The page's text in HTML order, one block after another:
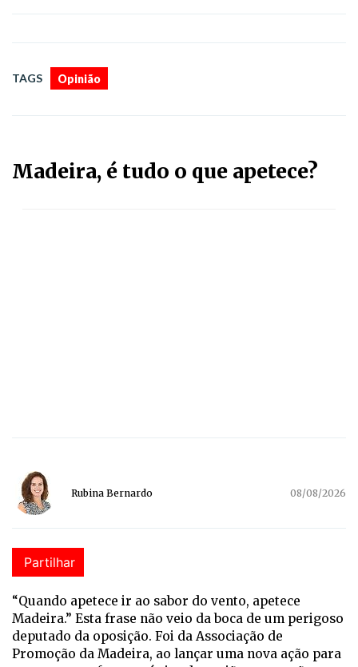
TAGS Opinião
Madeira, é tudo o que apetece?
Rubina Bernardo 08/08/2026
Partilhar
“Quando apetece ir ao sabor do vento, apetece
Madeira.” Esta frase não veio da boca de um perigoso
deputado da oposição. Foi da Associação de
Promoção da Madeira, ao lançar uma nova ação para